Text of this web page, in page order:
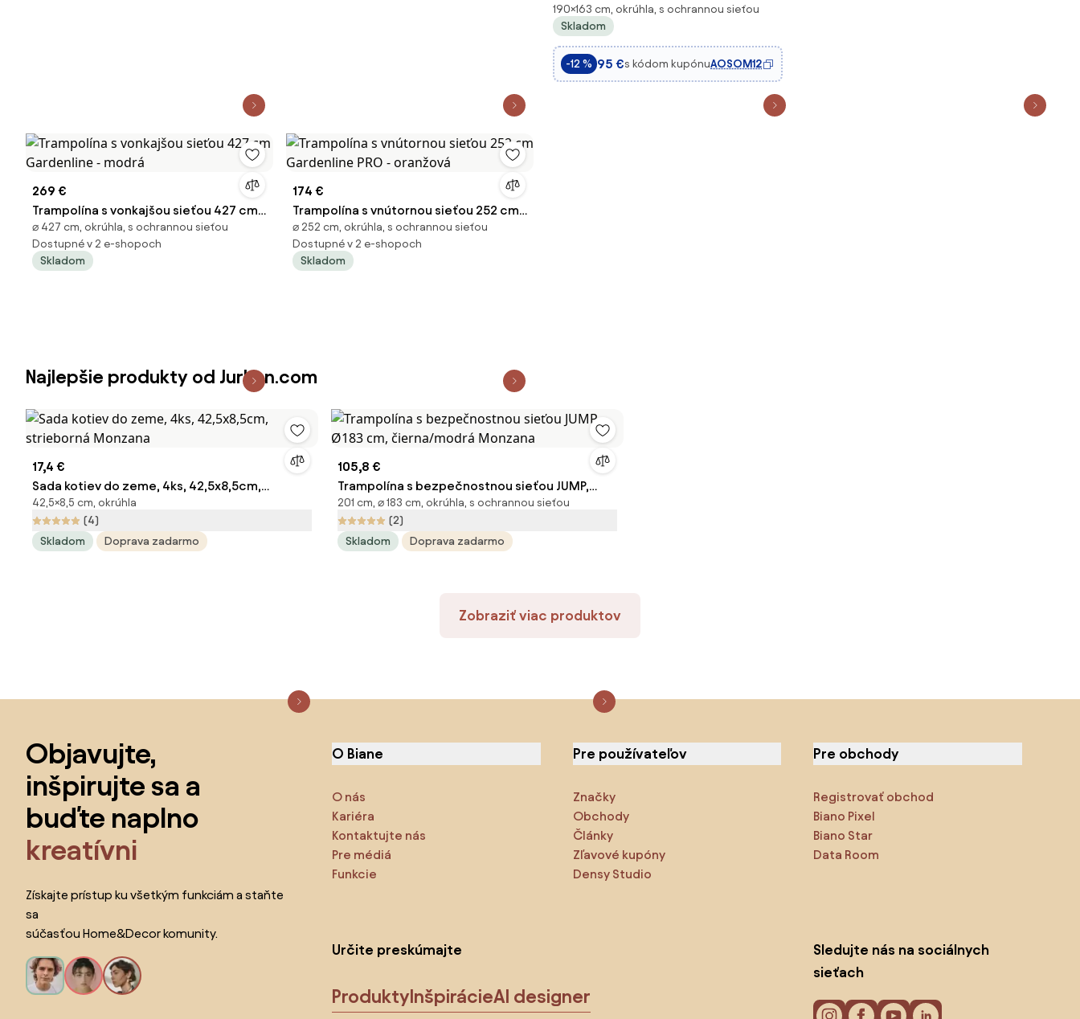
Trampolína s Ochrannou Sieťou,
Krytom Okrajov, Záhradná Trampolína
pre Deti 3-10 Rokov, do 50 kg nosnosť,
Červená |
190×163 cm, okrúhla, s ochrannou sieťou
Skladom
-12 % 95 €s kódom kupónuAOSOM12
269 €
Trampolína s vonkajšou sieťou 427 cm
Gardenline - modrá
⌀ 427 cm, okrúhla, s ochrannou sieťou
Dostupné v 2 e-shopoch
Skladom
174 €
Trampolína s vnútornou sieťou 252 cm
Gardenline PRO - oranžová
⌀ 252 cm, okrúhla, s ochrannou sieťou
Dostupné v 2 e-shopoch
Skladom
Najlepšie produkty od Jurhan.com
17,4 €
Sada kotiev do zeme, 4ks, 42,5x8,5cm,
strieborná Monzana
42,5×8,5 cm, okrúhla
(4)
Skladom
Doprava zadarmo
105,8 €
Trampolína s bezpečnostnou sieťou JUMP,
Ø183 cm, čierna/modrá Monzana
201 cm, ⌀ 183 cm, okrúhla, s ochrannou sieťou
(2)
Skladom
Doprava zadarmo
Zobraziť viac produktov
Objavujte,
inšpirujte sa a
buďte naplno
kreatívni
Získajte prístup ku všetkým funkciám a staňte
sa
súčasťou Home&Decor komunity.
O Biane
O nás
Kariéra
Kontaktujte nás
Pre médiá
Funkcie
Pre používateľov
Značky
Obchody
Články
Zľavové kupóny
Densy Studio
Pre obchody
Registrovať obchod
Biano Pixel
Biano Star
Data Room
Určite preskúmajte
ProduktyInšpirácieAI designer
Sledujte nás na sociálnych
sieťach